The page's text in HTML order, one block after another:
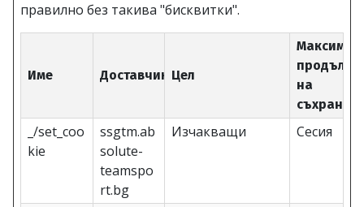
правилно без такива "бисквитки".
Име Доставчик Цел
на
_/set_coo
kie
ssgtm.ab
solute-
teamspo
rt.bg
Изчакващи Сесия